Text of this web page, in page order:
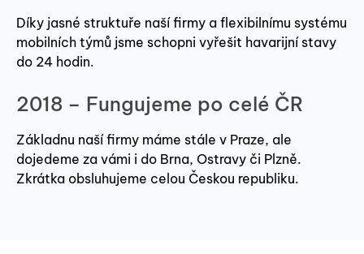
Díky jasné struktuře naší firmy a flexibilnímu systému
mobilních týmů jsme schopni vyřešit havarijní stavy
do 24 hodin.
2018 – Fungujeme po celé ČR
Základnu naší firmy máme stále v Praze, ale
dojedeme za vámi i do Brna, Ostravy či Plzně.
Zkrátka obsluhujeme celou Českou republiku.